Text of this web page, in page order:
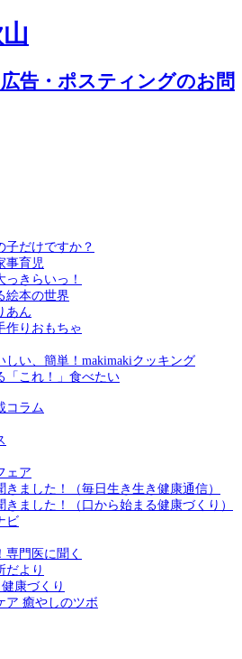
子だけですか？
事育児
っきらいっ！
絵本の世界
あん
作りおもちゃ
しい、簡単！makimakiクッキング
「これ！」食べたい
コラム
ェア
きました！（毎日生き生き健康通信）
きました！（口から始まる健康づくり）
ビ
専門医に聞く
だより
康づくり
ア 癒やしのツボ